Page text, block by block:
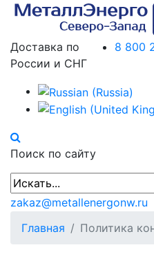
Доставка по
России и СНГ
8 800
Поиск по сайту
zakaz@metallenergonw.ru
Главная
Политика